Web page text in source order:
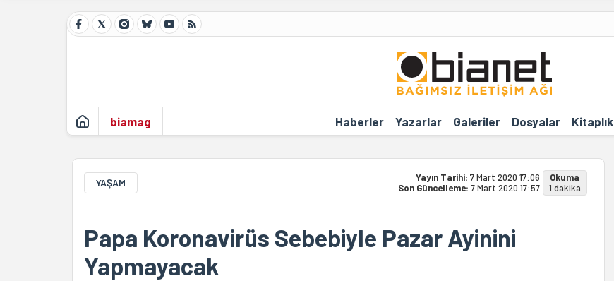
biamag Haberler Yazarlar Galeriler Dosyalar Kitaplık
YAŞAM Yayın Tarihi: 7 Mart 2020 17:06
Son Güncelleme: 7 Mart 2020 17:57
Okuma
1 dakika
Papa Koronavirüs Sebebiyle Pazar Ayinini
Yapmayacak